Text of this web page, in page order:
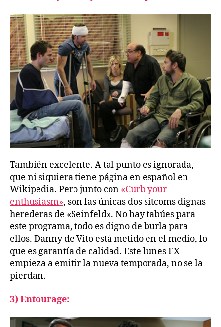
También excelente. A tal punto es ignorada,
que ni siquiera tiene página en español en
Wikipedia. Pero junto con «Curb your
enthusiasm», son las únicas dos sitcoms dignas
herederas de «Seinfeld». No hay tabúes para
este programa, todo es digno de burla para
ellos. Danny de Vito está metido en el medio, lo
que es garantía de calidad. Este lunes FX
empieza a emitir la nueva temporada, no se la
pierdan.
3) Entourage: